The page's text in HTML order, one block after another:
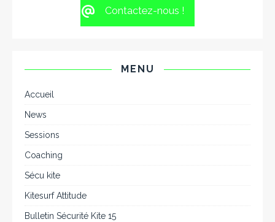
Contactez-nous !
MENU
Accueil
News
Sessions
Coaching
Sécu kite
Kitesurf Attitude
Bulletin Sécurité Kite 15